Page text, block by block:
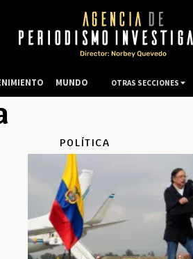
POLÍTICA
MUNDO OTRAS SECCIONES